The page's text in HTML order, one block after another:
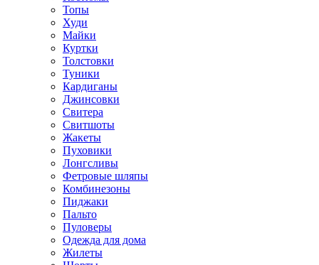
Топы
Худи
Майки
Куртки
Толстовки
Туники
Кардиганы
Джинсовки
Свитера
Свитшоты
Жакеты
Пуховики
Лонгсливы
Фетровые шляпы
Комбинезоны
Пиджаки
Пальто
Пуловеры
Одежда для дома
Жилеты